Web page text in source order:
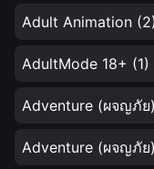
Adult Animation (2)
AdultMode 18+ (1)
Adventure (ผจญภัย)
Adventure (ผจญภัย)